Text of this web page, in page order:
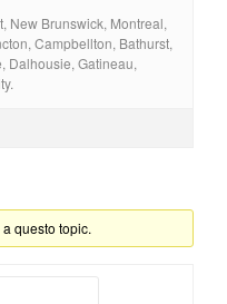
New Brunswick, Montreal,
Campbellton, Bathurst,
Dalhousie, Gatineau,
questo topic.